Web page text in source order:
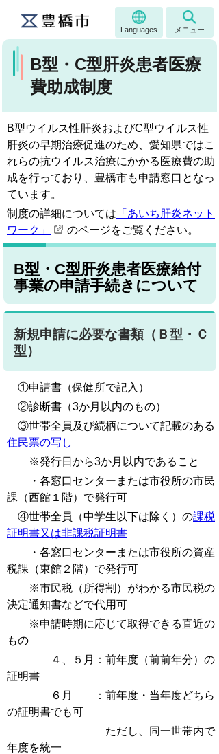
Languages メニュー
B型・C型肝炎患者医療
費助成制度
B型ウイルス性肝炎およびC型ウイルス性
肝炎の早期治療促進のため、愛知県ではこ
れらの抗ウイルス治療にかかる医療費の助
成を行っており、豊橋市も申請窓口となっ
ています。
制度の詳細については 「あいち肝炎ネット
ワーク」
のページをご覧ください。
B型・C型肝炎患者医療給付
事業の申請手続きについて
新規申請に必要な書類（Ｂ型・Ｃ
型）
①申請書（保健所で記入）
②診断書（3か月以内のもの）
③世帯全員及び続柄について記載のある
住民票の写し
※発行日から3か月以内であること
・各窓口センターまたは市役所の市民
課（西館１階）で発行可
④世帯全員（中学生以下は除く）の課税
証明書又は非課税証明書
・各窓口センターまたは市役所の資産
税課（東館２階）で発行可
※市民税（所得割）がわかる市民税の
決定通知書などで代用可
※申請時期に応じて取得できる直近の
もの
４、５月：前年度（前前年分）の
証明書
６月 ：前年度・当年度どちら
の証明書でも可
ただし、同一世帯内で
年度を統一